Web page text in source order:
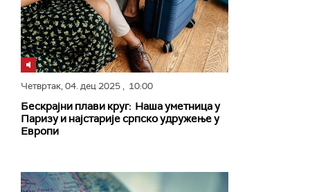
Четвртак,04. дец 2025, 10:00
Бескрајни плави круг: Наша уметница у
Паризу и најстарије српско удружење у
Европи